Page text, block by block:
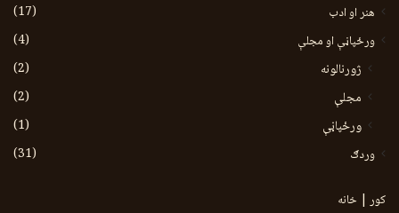
هنر او ادب
(17)
ورځپاڼې او مجلې
(4)
ژورنالونه
(2)
مجلې
(2)
ورځپاڼې
(1)
وردګ
(31)
کور | خانه